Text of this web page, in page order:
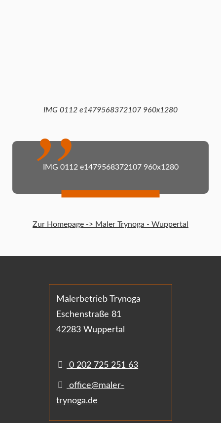
IMG 0112 e1479568372107 960x1280
IMG 0112 e1479568372107 960x1280
Zur Homepage -> Maler Trynoga - Wuppertal
Malerbetrieb Trynoga
Eschenstraße 81
42283 Wuppertal
0 202 725 251 63
office@maler-
trynoga.de